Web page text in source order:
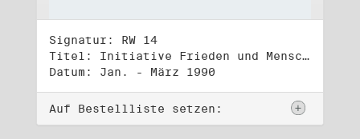
Signatur: RW 14
Titel: Initiative Frieden und Menschenrechte, Volkskammerwahl 18.3.1990
Datum: Jan. - März 1990
Auf Bestellliste setzen: